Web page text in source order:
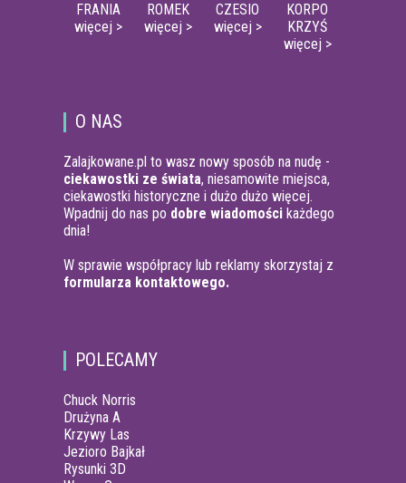
FRANIA
więcej >
ROMEK
więcej >
CZESIO
więcej >
KORPO
KRZYŚ
więcej >
O NAS
Zalajkowane.pl to wasz nowy sposób na nudę -
ciekawostki ze świata, niesamowite miejsca,
ciekawostki historyczne i dużo dużo więcej.
Wpadnij do nas po dobre wiadomości każdego
dnia!
W sprawie współpracy lub reklamy skorzystaj z
formularza kontaktowego.
POLECAMY
Chuck Norris
Drużyna A
Krzywy Las
Jezioro Bajkał
Rysunki 3D